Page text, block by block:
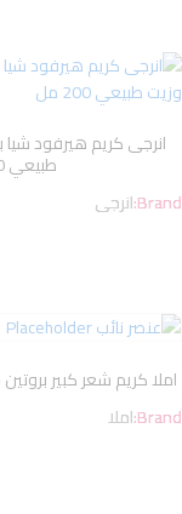
انرجى كريم هيرفود شيا
طبيعي 200 مل
Brand:انرجى
املا كريم شعر كبير بروتين 125مل
Brand:املا